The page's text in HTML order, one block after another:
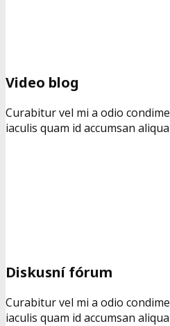
Video blog
Curabitur vel mi a odio
iaculis quam id accumsan
Diskusní fórum
Curabitur vel mi a odio
iaculis quam id accumsan